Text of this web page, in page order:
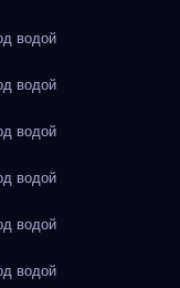
водой
водой
водой
водой
водой
водой